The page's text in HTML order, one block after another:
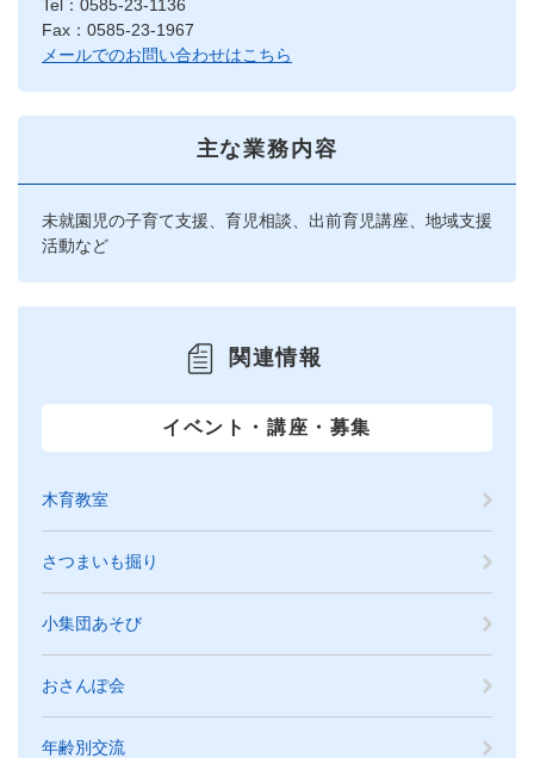
Tel：0585-23-1136
Fax：0585-23-1967
メールでのお問い合わせはこちら
主な業務内容
未就園児の子育て支援、育児相談、出前育児講座、地域支援
活動など
関連情報
イベント・講座・募集
木育教室
さつまいも掘り
小集団あそび
おさんぽ会
年齢別交流